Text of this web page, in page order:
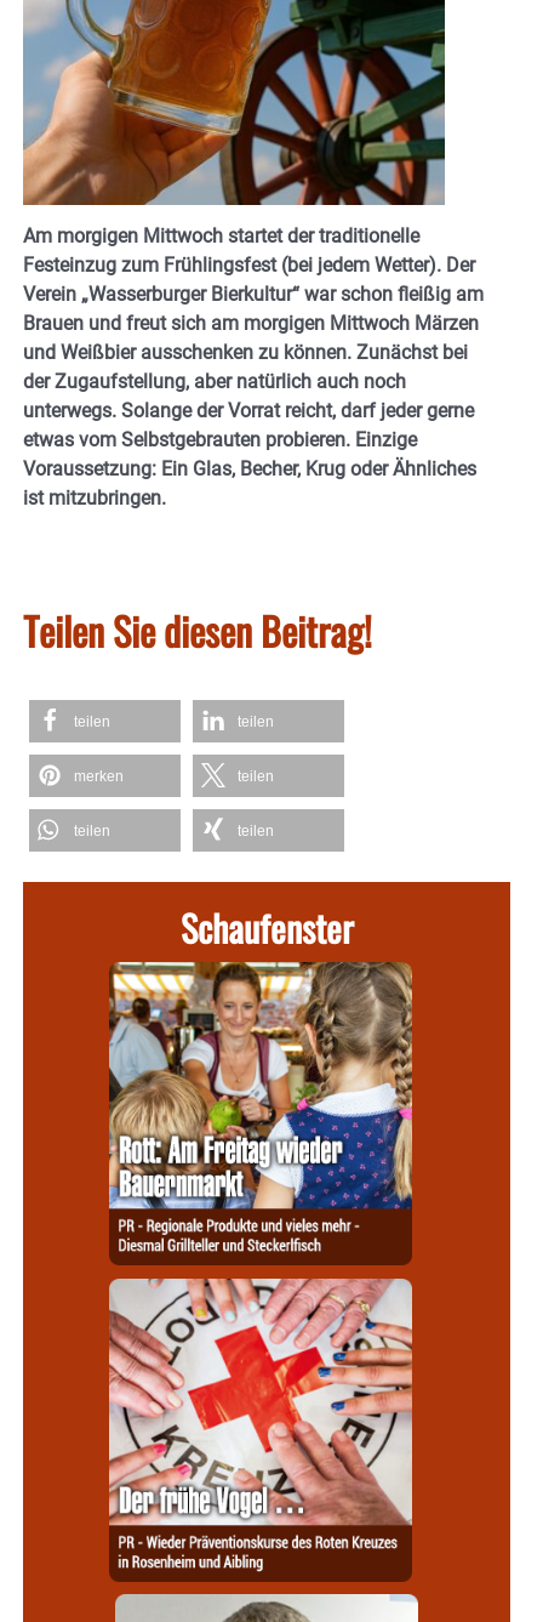
Am morgigen Mittwoch startet der traditionelle
Festeinzug zum Frühlingsfest (bei jedem Wetter). Der
Verein „Wasserburger Bierkultur“ war schon fleißig am
Brauen und freut sich am morgigen Mittwoch Märzen
und Weißbier ausschenken zu können. Zunächst bei
der Zugaufstellung, aber natürlich auch noch
unterwegs. Solange der Vorrat reicht, darf jeder gerne
etwas vom Selbstgebrauten probieren. Einzige
Voraussetzung: Ein Glas, Becher, Krug oder Ähnliches
ist mitzubringen.
Teilen Sie diesen Beitrag!
teilen teilen
merken teilen
teilen teilen
Schaufenster